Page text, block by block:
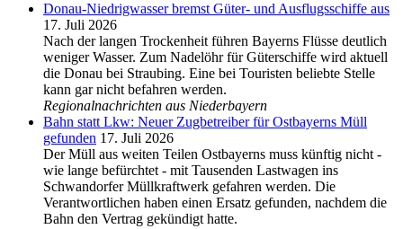
Donau-Niedrigwasser bremst Güter- und Ausflugsschiffe aus
17. Juli 2026
Nach der langen Trockenheit führen Bayerns Flüsse deutlich
weniger Wasser. Zum Nadelöhr für Güterschiffe wird aktuell
die Donau bei Straubing. Eine bei Touristen beliebte Stelle
kann gar nicht befahren werden.
Regionalnachrichten aus Niederbayern
Bahn statt Lkw: Neuer Zugbetreiber für Ostbayerns Müll
gefunden 17. Juli 2026
Der Müll aus weiten Teilen Ostbayerns muss künftig nicht -
wie lange befürchtet - mit Tausenden Lastwagen ins
Schwandorfer Müllkraftwerk gefahren werden. Die
Verantwortlichen haben einen Ersatz gefunden, nachdem die
Bahn den Vertrag gekündigt hatte.